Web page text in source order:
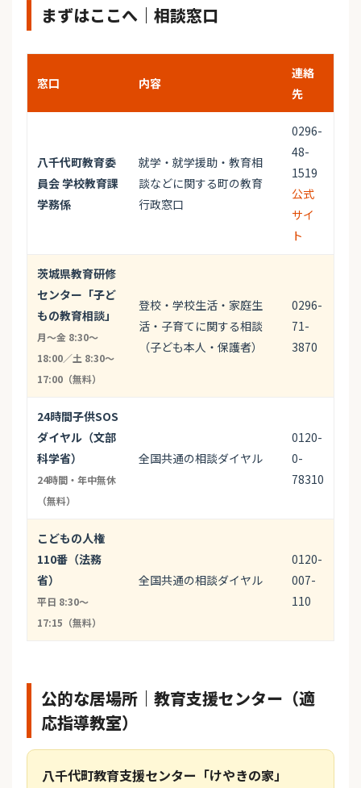
まずはここへ｜相談窓口
窓口 内容
連絡
先
八千代町教育委
員会 学校教育課
学務係
就学・就学援助・教育相
談などに関する町の教育
行政窓口
0296-
48-
1519
公式
サイ
ト
茨城県教育研修
センター「子ど
もの教育相談」
月〜金 8:30〜
18:00／土 8:30〜
17:00（無料）
登校・学校生活・家庭生
活・子育てに関する相談
（子ども本人・保護者）
0296-
71-
3870
24時間子供SOS
ダイヤル（文部
科学省）
24時間・年中無休
（無料）
全国共通の相談ダイヤル
0120-
0-
78310
こどもの人権
110番（法務
省）
平日 8:30〜
17:15（無料）
全国共通の相談ダイヤル
0120-
007-
110
公的な居場所｜教育支援センター（適
応指導教室）
八千代町教育支援センター「けやきの家」